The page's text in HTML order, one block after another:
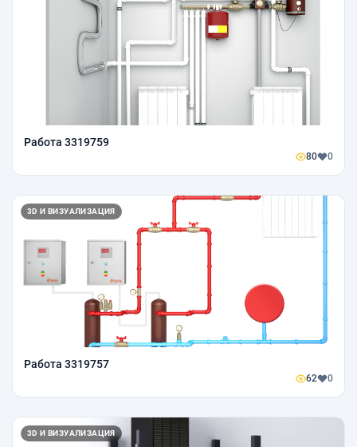
Работа 3319759
80 0
3D И ВИЗУАЛИЗАЦИЯ
Работа 3319757
62 0
3D И ВИЗУАЛИЗАЦИЯ